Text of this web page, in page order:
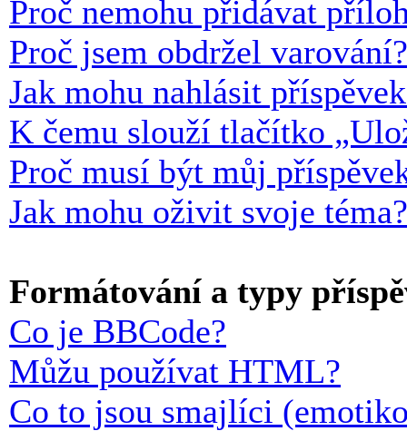
Proč nemohu přidávat
Proč jsem obdržel varování?
Jak mohu nahlásit
K čemu slouží tlačítko
Proč musí být můj
Jak mohu oživit svoje téma?
Formátování a typy
Co je BBCode?
Můžu používat HTML?
Co to jsou smajlíci